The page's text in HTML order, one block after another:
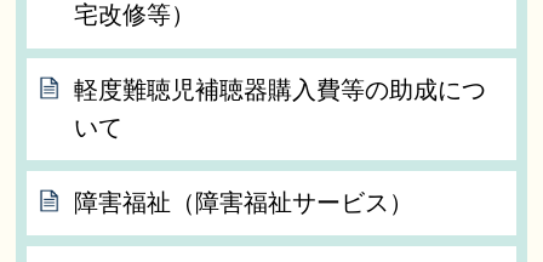
宅改修等）
軽度難聴児補聴器購入費等の助成につ
いて
障害福祉（障害福祉サービス）